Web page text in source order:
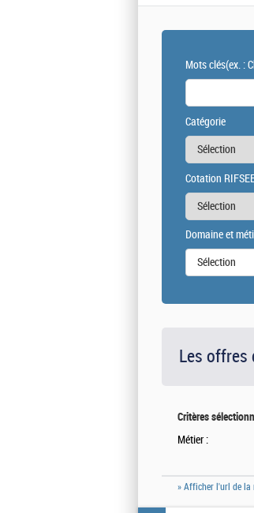
Mots clés(ex. :
Catégorie
Cotation
Domaine et
Sélection
Les offres
Critères
Métier :
» Afficher l'url de la